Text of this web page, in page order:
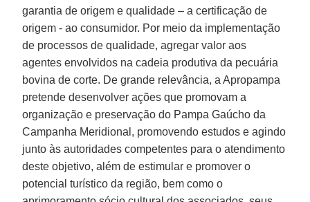
garantia de origem e qualidade – a certificação de
origem - ao consumidor. Por meio da implementação
de processos de qualidade, agregar valor aos
agentes envolvidos na cadeia produtiva da pecuária
bovina de corte. De grande relevância, a Apropampa
pretende desenvolver ações que promovam a
organização e preservação do Pampa Gaúcho da
Campanha Meridional, promovendo estudos e agindo
junto às autoridades competentes para o atendimento
deste objetivo, além de estimular e promover o
potencial turístico da região, bem como o